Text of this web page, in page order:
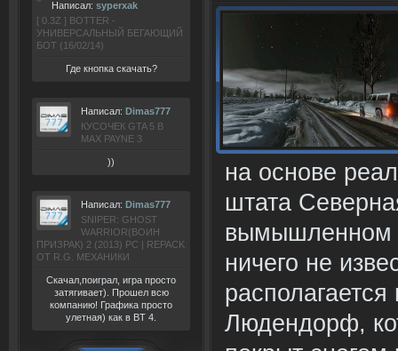
Написал: syperxak
[ 0.3Z ] BOTTER -
УНИВЕРСАЛЬНЫЙ БЕГАЮЩИЙ
БОТ (16/02/14)
Где кнопка скачать?
Написал: Dimas777
КУСОЧЕК GTA 5 В
MAX PAYNE 3
))
Написал: Dimas777
SNIPER: GHOST
WARRIOR(ВОИН
ПРИЗРАК) 2 (2013) РС | REPACK
ОТ R.G. МЕХАНИКИ
Скачал,поиграл, игра просто
затягивает). Прошел всю
компанию! Графика просто
улетная) как в BT 4.
на основе
штата
вымышленном
ничего не
Людендорф,